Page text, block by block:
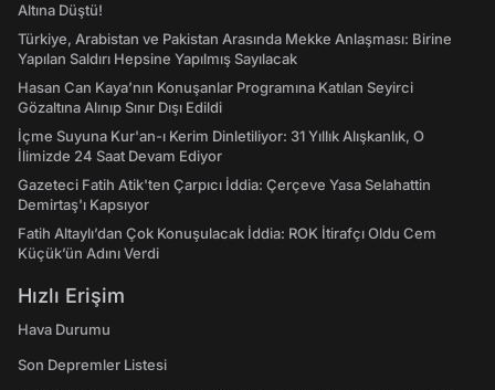
Altına Düştü!
Türkiye, Arabistan ve Pakistan Arasında Mekke Anlaşması: Birine
Yapılan Saldırı Hepsine Yapılmış Sayılacak
Hasan Can Kaya’nın Konuşanlar Programına Katılan Seyirci
Gözaltına Alınıp Sınır Dışı Edildi
İçme Suyuna Kur'an-ı Kerim Dinletiliyor: 31 Yıllık Alışkanlık, O
İlimizde 24 Saat Devam Ediyor
Gazeteci Fatih Atik'ten Çarpıcı İddia: Çerçeve Yasa Selahattin
Demirtaş'ı Kapsıyor
Fatih Altaylı’dan Çok Konuşulacak İddia: ROK İtirafçı Oldu Cem
Küçük’ün Adını Verdi
Hızlı Erişim
Hava Durumu
Son Depremler Listesi